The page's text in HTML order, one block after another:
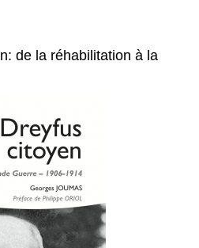
Autres civilisations
de la réhabilitation à la